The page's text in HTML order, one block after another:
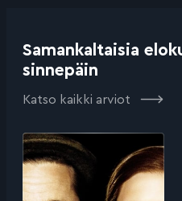
Samankaltaisia
sinnepäin
Katso kaikki arviot